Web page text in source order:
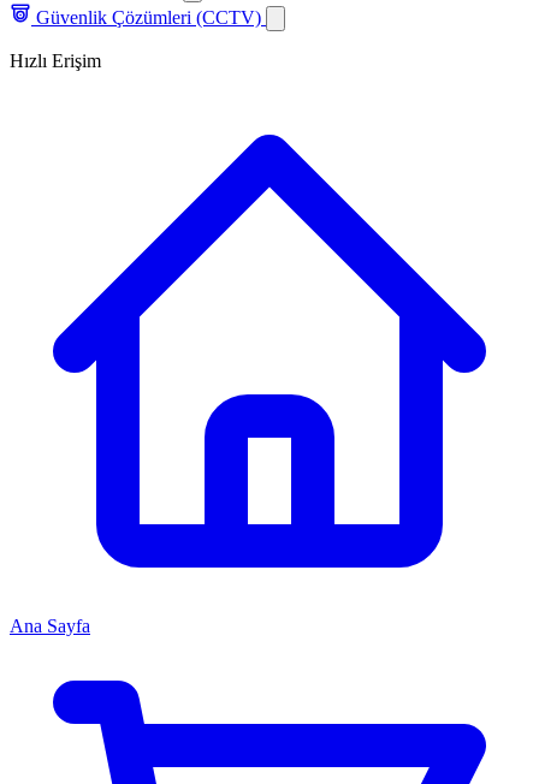
Güvenlik Çözümleri (CCTV)
Hızlı Erişim
Ana Sayfa